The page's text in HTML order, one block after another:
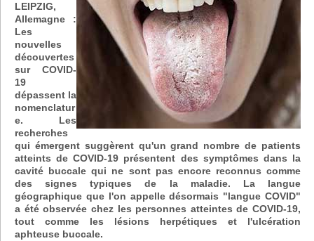
LEIPZIG,
Allemagne :
Les
nouvelles
découvertes
sur COVID-
19
dépassent la
nomenclatur
e. Les
recherches
qui émergent suggèrent qu'un grand nombre de patients
atteints de COVID-19 présentent des symptômes dans la
cavité buccale qui ne sont pas encore reconnus comme
des signes typiques de la maladie. La langue
géographique que l'on appelle désormais "langue COVID"
a été observée chez les personnes atteintes de COVID-19,
tout comme les lésions herpétiques et l'ulcération
aphteuse buccale.